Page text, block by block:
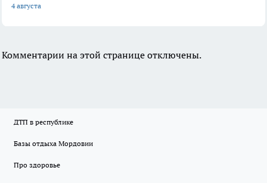
4 августа
Комментарии на этой странице отключены.
ДТП в республике
Базы отдыха Мордовии
Про здоровье